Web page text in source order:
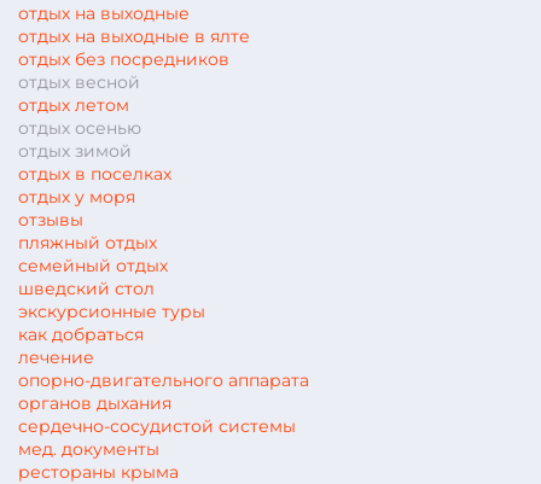
отдых на выходные
отдых на выходные в ялте
отдых без посредников
отдых весной
отдых летом
отдых осенью
отдых зимой
отдых в поселках
отдых у моря
отзывы
пляжный отдых
семейный отдых
шведский стол
экскурсионные туры
как добраться
лечение
опорно-двигательного аппарата
органов дыхания
сердечно-сосудистой системы
мед. документы
рестораны крыма